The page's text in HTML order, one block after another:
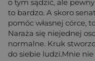
o tym sądzić, ale
to bardzo. A skoro
pomóc własnej córce,
Naraża się niejednej
normalne. Kruk
do siebie ludzi.Mnie